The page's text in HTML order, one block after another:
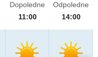
Dopoledne
11:00
Odpoledne
14:00